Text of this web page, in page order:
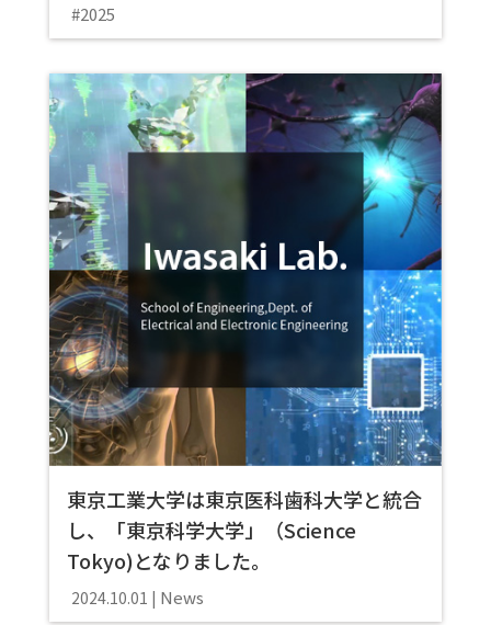
2025
東京工業大学は東京医科歯科大学と統合
し、「東京科学大学」（Science
Tokyo)となりました。
2024.10.01 News